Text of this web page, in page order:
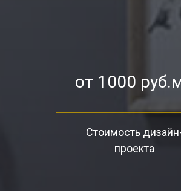
от 1000
Стоимость
проекта